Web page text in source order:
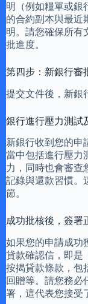
明（例如糧單或銀
的合約副本與最近
明。請您確保所有
批進度。
第四步：新銀行審
提交文件後，新銀
銀行進行壓力測試
新銀行收到您的申
當中包括進行壓力
力，同時也會審查
記錄與還款習慣。
節。
成功批核後，簽署
如果您的申請成功
貸款確認信，即是
按揭貸款條款，包
回贈等。請您務必
署，這代表您接受